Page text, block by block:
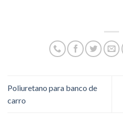
Poliuretano para banco de
carro